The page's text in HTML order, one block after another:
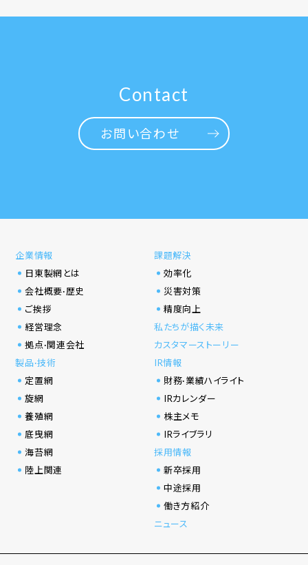
企業情報
日東製網とは
会社概要·歴史
ご挨拶
経営理念
拠点·関連会社
製品·技術
定置網
旋網
養殖網
底曳網
海苔網
陸上関連
課題解決
効率化
災害対策
精度向上
私たちが描く未来
カスタマーストーリー
IR情報
財務·業績ハイライト
IRカレンダー
株主メモ
IRライブラリ
採用情報
新卒採用
中途採用
働き方紹介
ニュース
Contact
お問い合わせ